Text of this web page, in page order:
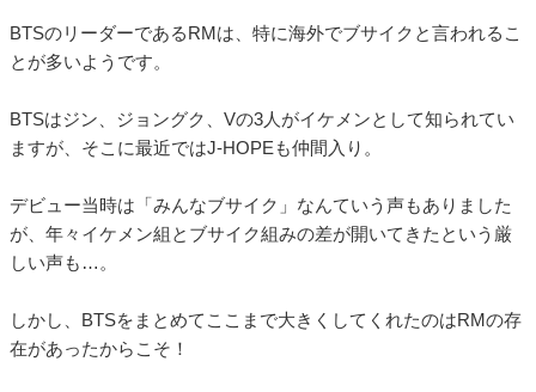
BTSのリーダーであるRMは、特に海外でブサイクと言われるこ
とが多いようです。
BTSはジン、ジョングク、Vの3人がイケメンとして知られてい
ますが、そこに最近ではJ-HOPEも仲間入り。
デビュー当時は「みんなブサイク」なんていう声もありました
が、年々イケメン組とブサイク組みの差が開いてきたという厳
しい声も…。
しかし、BTSをまとめてここまで大きくしてくれたのはRMの存
在があったからこそ！